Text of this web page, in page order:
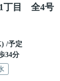
丁目 全4号
/予定
34分